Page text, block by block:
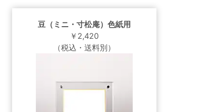
豆（ミニ・寸松庵）色紙用
￥2,420
（税込・送料別）